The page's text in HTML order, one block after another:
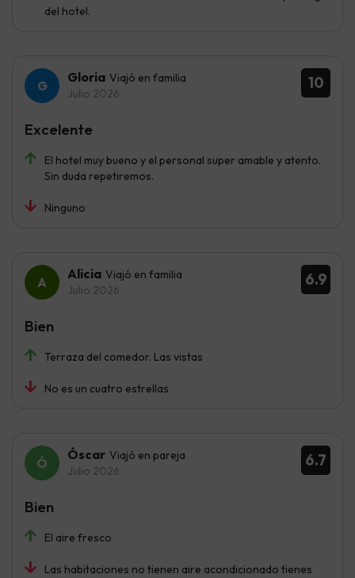
del hotel.
10
Gloria Viajó en familia
Julio 2026
El hotel muy bueno y el personal super amable y atento.
Sin duda repetiremos.
Ninguno
Excelente
6.9
Alicia Viajó en familia
Julio 2026
Terraza del comedor. Las vistas
No es un cuatro estrellas
Bien
6.7
Óscar Viajó en pareja
Julio 2026
El aire fresco
Las habitaciones no tienen aire acondicionado tienes
Bien